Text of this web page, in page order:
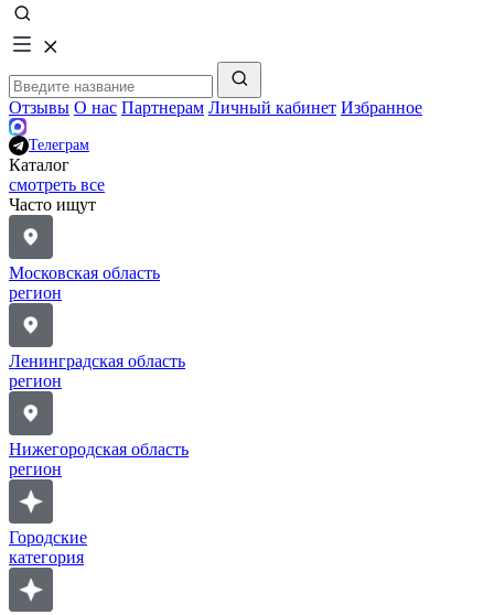
Отзывы О нас Партнерам Личный кабинет Избранное
Телеграм
Каталог
смотреть все
Часто ищут
Московская область
регион
Ленинградская область
регион
Нижегородская область
регион
Городские
категория